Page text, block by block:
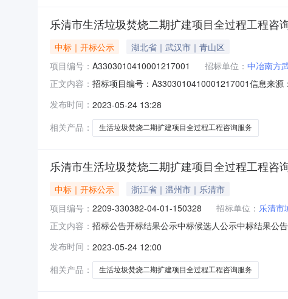
乐清市生活垃圾焚烧二期扩建项目全过程工程咨
中标｜开标公示
湖北省｜武汉市｜青山区
项目编号： A3303010410001217001 招标单位： 中冶南方
正文内容： 招标项目编号：A3303010410001217001信息来
价:0.00元/%;工期:日历天;质量要求:;保证金金额
发布时间： 2023-05-24 13:28
相关产品：
生活垃圾焚烧二期扩建项目全过程工程咨询服务
乐清市生活垃圾焚烧二期扩建项目全过程工程咨
中标｜开标公示
浙江省｜温州市｜乐清市
项目编号： 2209-330382-04-01-150328 招标单位： 乐清市
正文内容： 招标公告开标结果公示中标候选人公示中标结果公
程工程咨询服务项目代码:2209-330382-04-01-
发布时间： 2023-05-24 12:00
相关产品：
生活垃圾焚烧二期扩建项目全过程工程咨询服务